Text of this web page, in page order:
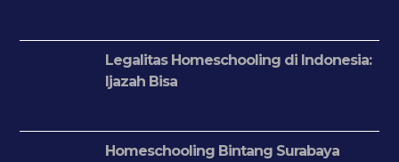
Legalitas Homeschooling di Indonesia:
Ijazah Bisa
Homeschooling Bintang Surabaya